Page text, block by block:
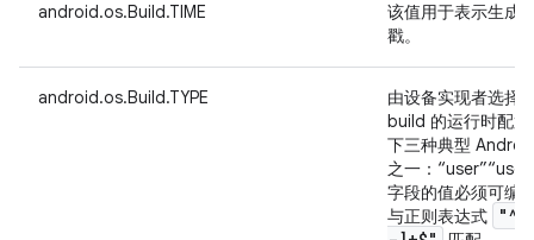
android.os.Build.TIME
该值用于表示生成
戳。
android.os.Build.TYPE
由设备实现者选择
build 的运行时配
下三种典型
之一：
字段的值必须可编
与正则表达式